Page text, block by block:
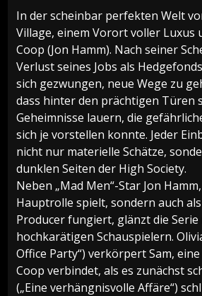
In der scheinbar perfekten Welt
Village, einem Vorort voller Luxus
Coop (Jon Hamm). Nach seiner
Verlust seines Jobs als
sich gezwungen, neue Wege zu
dass hinter den prächtigen Türen
Geheimnisse lauern, die
sich je vorstellen konnte. Jeder
nicht nur materielle Schätze,
dunklen Seiten der High Society.
Neben „Mad Men“-Star Jon
Hauptrolle spielt, sondern auch
Producer fungiert, glänzt die
hochkarätigen Schauspielern.
Office Party“) verkörpert Sam,
Coop verbindet, als es zunächst
(„Eine verhängnisvolle Affäre“)